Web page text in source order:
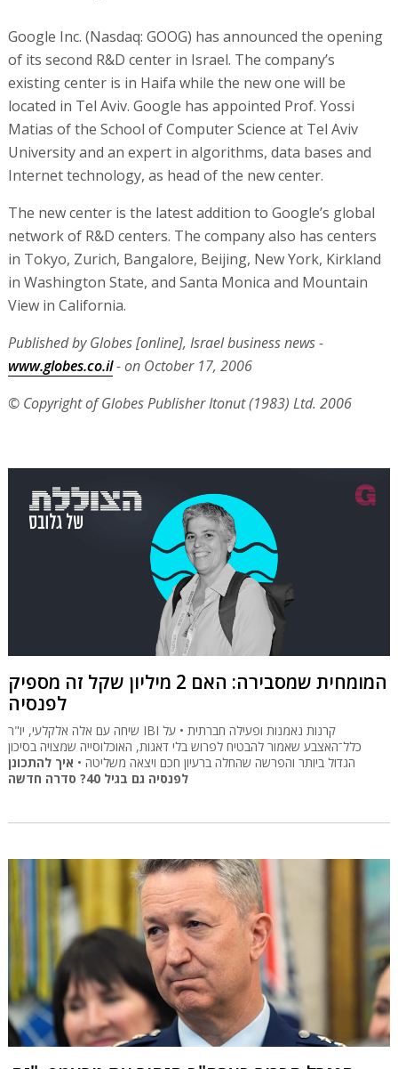
Google Inc. (Nasdaq: GOOG) has announced the opening
of its second R&D center in Israel. The company’s
existing center is in Haifa while the new one will be
located in Tel Aviv. Google has appointed Prof. Yossi
Matias of the School of Computer Science at Tel Aviv
University and an expert in algorithms, data bases and
Internet technology, as head of the new center.
The new center is the latest addition to Google’s global
network of R&D centers. The company also has centers
in Tokyo, Zurich, Bangalore, Beijing, New York, Kirkland
in Washington State, and Santa Monica and Mountain
View in California.
Published by Globes [online], Israel business news -
www.globes.co.il- on October 17, 2006
© Copyright of Globes Publisher Itonut (1983) Ltd. 2006
המומחית שמסבירה: האם 2 מיליון שקל זה מספיק
לפנסיה
שיחה עם אלה אלקלעי, יו"ר IBI קרנות נאמנות ופעילה חברתית • על
כלל־האצבע שאמור להבטיח לפרוש בלי דאגות, האוכלוסייה שמצויה בסיכון
הגדול ביותר והפרשה שהחלה ברעיון חכם ויצאה משליטה • איך להתכונן
לפנסיה גם בגיל 40? סדרה חדשה